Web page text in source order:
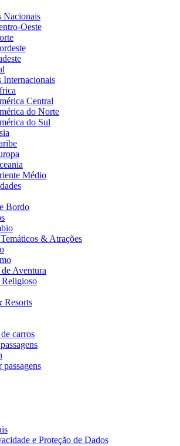
Nacionais
Oeste
Internacionais
Central
do Norte
do Sul
Médio
Bordo
& Atrações
Aventura
Resorts
carros
passagens
e Proteção de Dados